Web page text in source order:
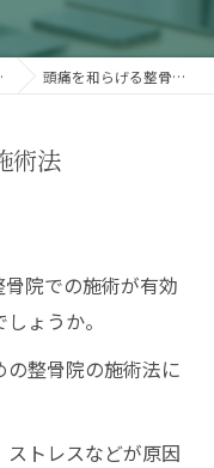
頭痛を和らげる整骨院の施術法
術法
院での施術が有効
ょうか。
の整骨院の施術法に
トレスなどが原因